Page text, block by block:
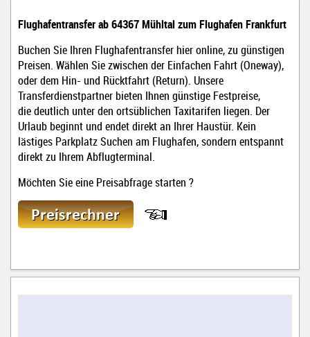
Flughafentransfer ab 64367 Mühltal zum Flughafen Frankfurt
Buchen Sie Ihren Flughafentransfer hier online, zu günstigen
Preisen. Wählen Sie zwischen der Einfachen Fahrt (Oneway),
oder dem Hin- und Rücktfahrt (Return). Unsere
Transferdienstpartner bieten Ihnen günstige Festpreise,
die deutlich unter den ortsüblichen Taxitarifen liegen. Der
Urlaub beginnt und endet direkt an Ihrer Haustür. Kein
lästiges Parkplatz Suchen am Flughafen, sondern entspannt
direkt zu Ihrem Abflugterminal.
Möchten Sie eine Preisabfrage starten ?